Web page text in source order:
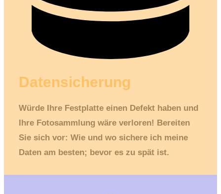
Datensicherung
Würde Ihre Festplatte einen Defekt haben und
Ihre Fotosammlung wäre verloren! Bereiten
Sie sich vor: Wie und wo sichere ich meine
Daten am besten; bevor es zu spät ist.